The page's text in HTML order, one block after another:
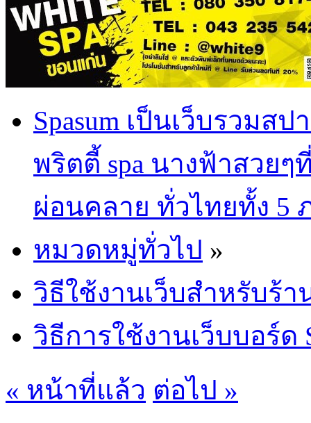
Spasum เป็นเว็บรวม
พริตตี้ spa นางฟ้าสวย
ผ่อนคลาย ทั่วไทยทั้ง 5
หมวดหมู่ทั่วไป »
วิธีใช้งานเว็บสำหรับร้า
วิธีการใช้งานเว็บบอร์ด
« หน้าที่แล้ว ต่อไป »